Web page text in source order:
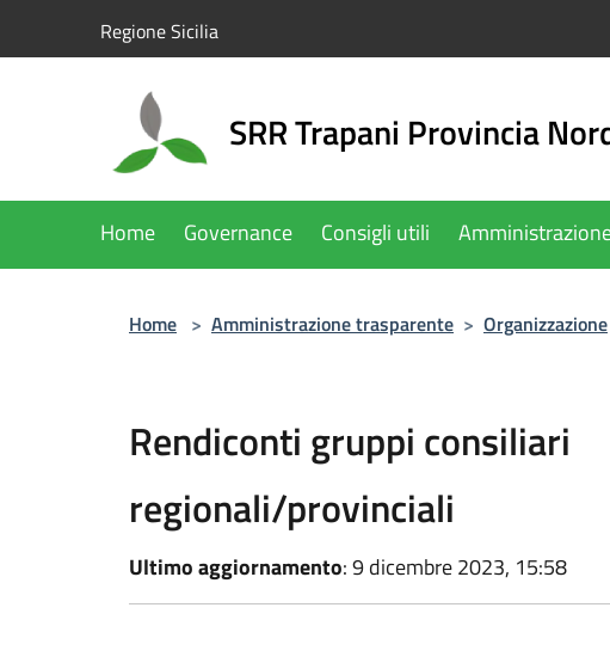
Regione Sicilia
SRR Trapani Provincia
Home Governance Consigli utili
Home > Amministrazione trasparente > Organizzazione
Rendiconti gruppi consiliari
regionali/provinciali
Ultimo aggiornamento: 9 dicembre 2023, 15:58